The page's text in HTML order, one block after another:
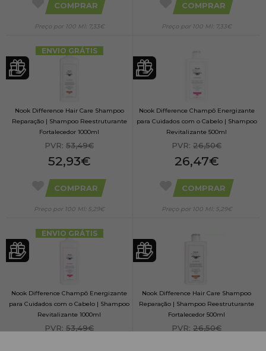
COMPRAR
Preço por 100 Ml: 7,33€
COMPRAR
Preço por 100 Ml: 7,33€
ENVIO GRÁTIS
Nook Difference Hair Care Shampoo
Reparação | Shampoo Reestruturante
Fortalecedor 1000ml
PVR: 53,49€
52,93€
COMPRAR
Preço por 100 Ml: 5,29€
Nook Difference Champô Energizante
para Cuidados com o Cabelo | Shampoo
Revitalizante 500ml
PVR: 26,50€
26,47€
COMPRAR
Preço por 100 Ml: 5,29€
ENVIO GRÁTIS
Nook Difference Champô Energizante
para Cuidados com o Cabelo | Shampoo
Revitalizante 1000ml
PVR: 53,49€
Nook Difference Hair Care Shampoo
Reparação | Shampoo Reestruturante
Fortalecedor 500ml
PVR: 26,50€